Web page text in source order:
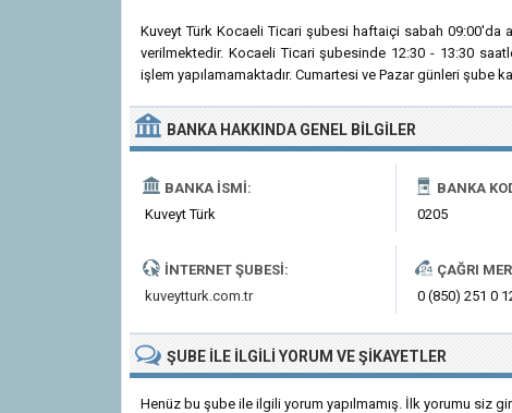
Kuveyt Türk Kocaeli Ticari şubesi haftaiçi sabah 09:00'da
verilmektedir. Kocaeli Ticari şubesinde 12:30 - 13:30
işlem yapılamamaktadır. Cumartesi ve Pazar günleri şube
BANKA HAKKINDA GENEL BILGILER
BANKA İSMI:
Kuveyt Türk
BANKA
0205
İNTERNET ŞUBESI:
kuveytturk.com.tr
ÇAĞRI
0 (850) 251 0
ŞUBE ILE İLGILIYORUM VE ŞIKAYETLER
Henüz bu şube ile ilgili yorum yapılmamış. İlk yorumu siz